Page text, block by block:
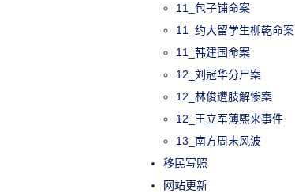
11_包子铺命案
11_约大留学生柳乾命案
11_韩建国命案
12_刘冠华分尸案
12_林俊遭肢解惨案
12_王立军薄熙来事件
13_南方周末风波
移民写照
网站更新